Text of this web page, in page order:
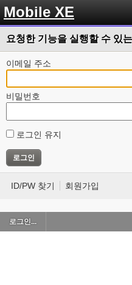
Mobile XE
요청한 기능을 실행할 수 있
이메일 주소
비밀번호
로그인 유지
ID/PW 찾기 회원가입
로그인...